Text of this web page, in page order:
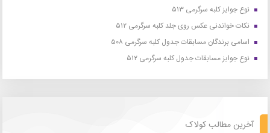
نوع جوایز کلبه سرگرمی ۵۱۳
نکات خواندنی عکس روی جلد کلبه سرگرمی ۵۱۲
اسامی برندگان مسابقات جدول کلبه سرگرمی ۵۰۸
نوع جوایز مسابقات جدول کلبه سرگرمی ۵۱۲
آخرین مطالب کولاک